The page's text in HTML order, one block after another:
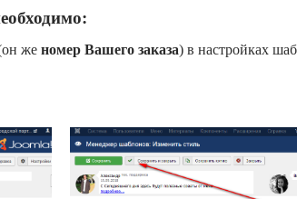
же номер Вашего заказа) в настройках